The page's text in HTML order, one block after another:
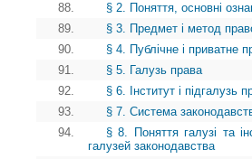
88.
§ 2. Поняття, основні
89.
§ 3. Предмет і метод
90.
§ 4. Публічне і приватне
91.
§ 5. Галузь права
92.
§ 6. Інститут і підгалузь
93.
§ 7. Система
94.
§ 8. Поняття галузі та
галузей законодавства